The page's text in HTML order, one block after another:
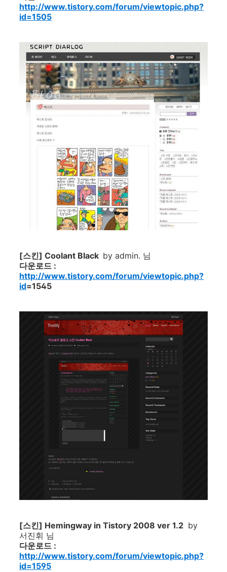
http://www.tistory.com/forum/viewtopic.php?
id=1505
[스킨] Coolant Black by admin. 님
다운로드 :
http://www.tistory.com/forum/viewtopic.php?
id=1545
[스킨] Hemingway in Tistory 2008 ver 1.2 by
서진휘 님
다운로드 :
http://www.tistory.com/forum/viewtopic.php?
id=1595